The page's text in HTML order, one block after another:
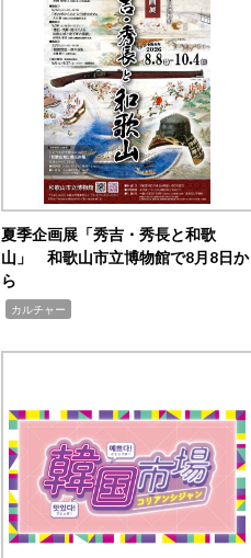
夏季企画展「秀吉・秀長と和歌
山」 和歌山市立博物館で8月8日か
ら
カルチャー